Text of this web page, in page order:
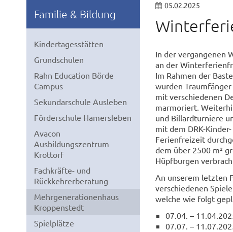
Familie & Bildung
Kindertagesstätten
Grundschulen
Rahn Education Börde
Campus
Sekundarschule Ausleben
Förderschule Hamersleben
Avacon
Ausbildungszentrum
Krottorf
Fachkräfte- und
Rückkehrerberatung
Mehrgenerationenhaus
Kroppenstedt
Spielplätze
05.02.2025
In der vergangenen
an der
Im Rahmen der
wurden
mit verschiedenen
marmoriert.
und Billardturniere
mit dem DRK-
Ferienfreizeit
dem über 2500 m²
Hüpfburgen
An unserem letzten
verschiedenen
welche wie folgt
07.04. –
07.07. –